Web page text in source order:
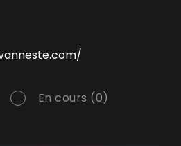
En cours (0)